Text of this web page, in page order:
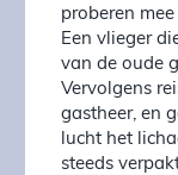
proberen
Een vlieger
van de oude
Vervolgens
gastheer, en
lucht het
steeds